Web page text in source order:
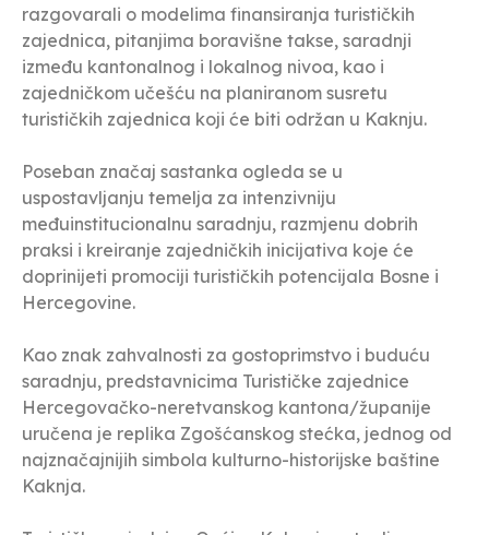
razgovarali o modelima finansiranja turističkih
zajednica, pitanjima boravišne takse, saradnji
između kantonalnog i lokalnog nivoa, kao i
zajedničkom učešću na planiranom susretu
turističkih zajednica koji će biti održan u Kaknju.
Poseban značaj sastanka ogleda se u
uspostavljanju temelja za intenzivniju
međuinstitucionalnu saradnju, razmjenu dobrih
praksi i kreiranje zajedničkih inicijativa koje će
doprinijeti promociji turističkih potencijala Bosne i
Hercegovine.
Kao znak zahvalnosti za gostoprimstvo i buduću
saradnju, predstavnicima Turističke zajednice
Hercegovačko-neretvanskog kantona/županije
uručena je replika Zgošćanskog stećka, jednog od
najznačajnijih simbola kulturno-historijske baštine
Kaknja.